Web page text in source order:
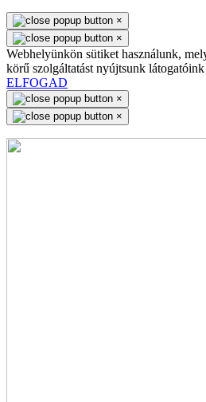
×
×
Webhelyünkön sütiket használunk,
körű szolgáltatást nyújtsunk látogatóink
ELFOGAD
×
×